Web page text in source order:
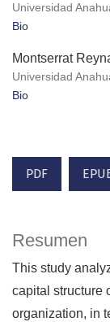
Universidad
Bio
Montserrat
Universidad
Bio
PDF
Resumen
This study
capital structure
organization, in